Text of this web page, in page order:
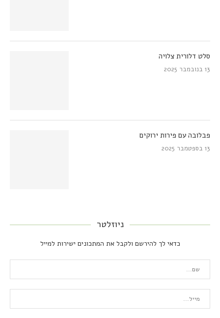
סלט דלורית צלויה
13 בנובמבר 2025
פבלובה עם פירות ירוקים
13 בספטמבר 2025
ניוזלטר
כדאי לך להירשם ולקבל את המתכונים ישירות למייל